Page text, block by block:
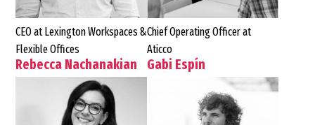
CEO at Lexington Workspaces &
Flexible Offices
Chief Operating Officer at
Aticco
Rebecca Nachanakian Gabi Espín